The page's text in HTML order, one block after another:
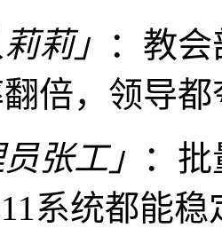
莉」
：教
倍，领导
张工」
：
系统都能